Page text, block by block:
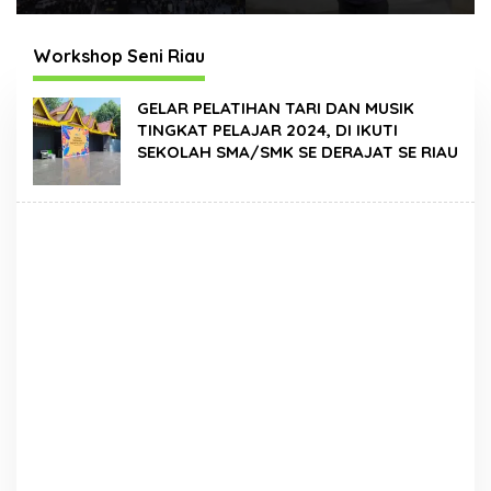
Times Square New
Harumkan Nama
Bangsa
Workshop Seni Riau
GELAR PELATIHAN TARI DAN MUSIK
TINGKAT PELAJAR 2024, DI IKUTI
SEKOLAH SMA/SMK SE DERAJAT SE RIAU